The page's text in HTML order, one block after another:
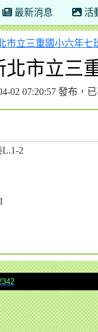
最新消息 活
北市立三
02 07:20:57 發布，
2